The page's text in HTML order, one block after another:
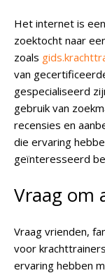
Het internet is
zoektocht naar
zoals
van
gespecialiseerd
gebruik van
recensies en
die ervaring
geïnteresseerd
Vraag om
Vraag vrienden,
voor
ervaring hebben